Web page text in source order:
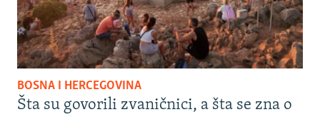
BOSNA I HERCEGOVINA
Šta su govorili zvaničnici, a šta se zna o